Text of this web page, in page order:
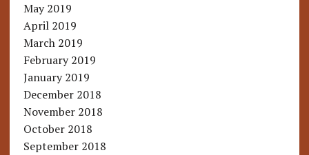
May 2019
April 2019
March 2019
February 2019
January 2019
December 2018
November 2018
October 2018
September 2018